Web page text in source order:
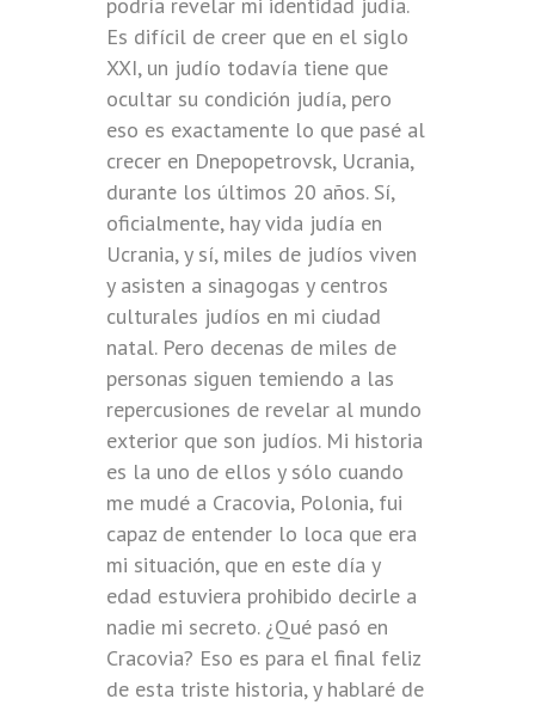
podría revelar mi identidad judía.
Es difícil de creer que en el siglo
XXI, un judío todavía tiene que
ocultar su condición judía, pero
eso es exactamente lo que pasé al
crecer en Dnepopetrovsk, Ucrania,
durante los últimos 20 años. Sí,
oficialmente, hay vida judía en
Ucrania, y sí, miles de judíos viven
y asisten a sinagogas y centros
culturales judíos en mi ciudad
natal. Pero decenas de miles de
personas siguen temiendo a las
repercusiones de revelar al mundo
exterior que son judíos. Mi historia
es la uno de ellos y sólo cuando
me mudé a Cracovia, Polonia, fui
capaz de entender lo loca que era
mi situación, que en este día y
edad estuviera prohibido decirle a
nadie mi secreto. ¿Qué pasó en
Cracovia? Eso es para el final feliz
de esta triste historia, y hablaré de